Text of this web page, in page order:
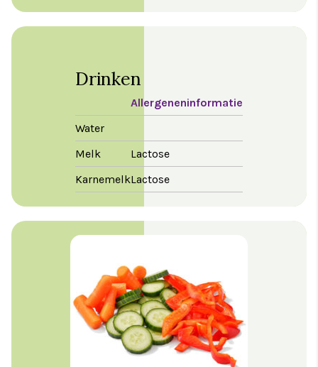
Drinken
Allergeneninformatie
Water
Melk
Lactose
KarnemelkLactose